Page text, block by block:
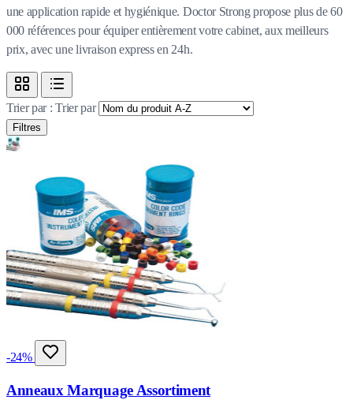
une application rapide et hygiénique. Doctor Strong propose plus de 60
000 références pour équiper entièrement votre cabinet, aux meilleurs
prix, avec une livraison express en 24h.
Trier par :Trier par
Filtres
-24%
Anneaux Marquage Assortiment